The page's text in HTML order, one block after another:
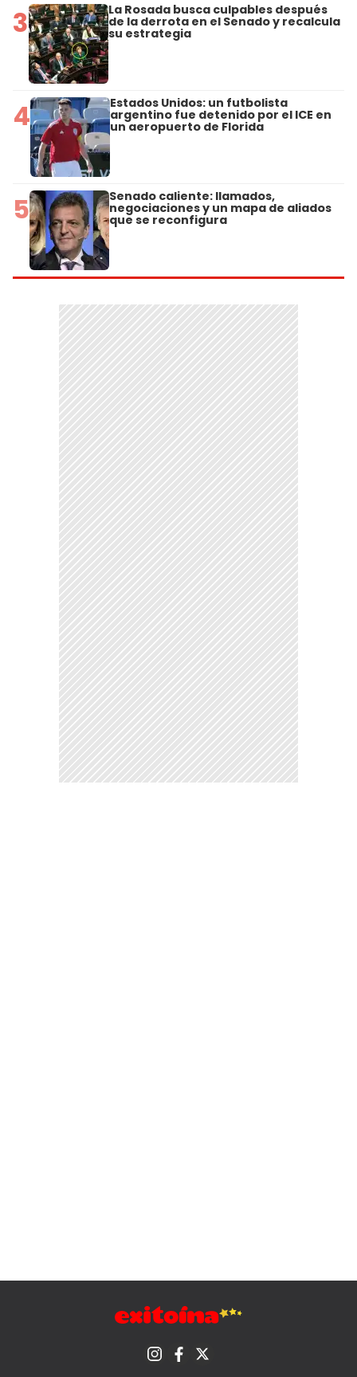
3 La Rosada busca culpables después
de la derrota en el Senado y recalcula
su estrategia
4 Estados Unidos: un futbolista
argentino fue detenido por el ICE en
un aeropuerto de Florida
5 Senado caliente: llamados,
negociaciones y un mapa de aliados
que se reconfigura